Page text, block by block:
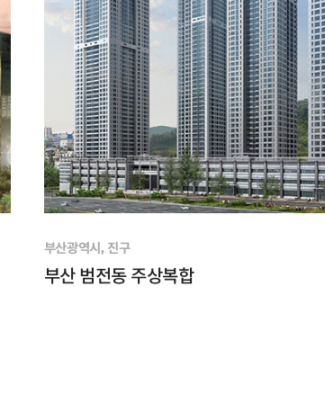
부산광역시, 진구
부산 범전동 주상복합